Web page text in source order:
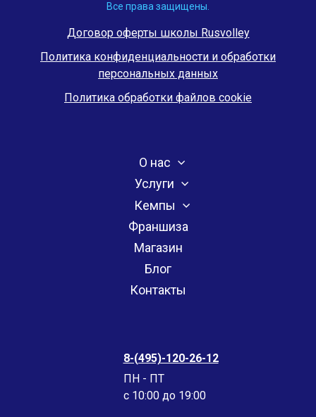
Все права защищены.
Договор оферты школы Rusvolley
Политика конфиденциальности и обработки
персональных данных
Политика обработки файлов cookie
О нас
Услуги
Кемпы
Франшиза
Магазин
Блог
Контакты
8-(495)-120-26-12
ПН - ПТ
c 10:00 до 19:00